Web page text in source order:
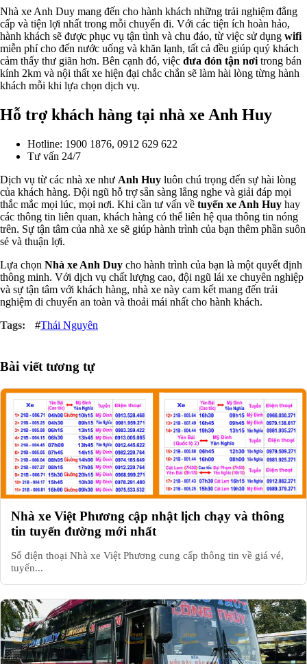
Nhà xe Anh Duy mang đến cho hành khách những trải nghiệm đẳng
cấp và tiện lợi nhất trong mỗi chuyến đi. Với các tiện ích hoàn hảo,
hành khách sẽ được phục vụ tận tình và chu đáo, từ việc sử dụng wifi
miễn phí cho đến nước uống và khăn lạnh, tất cả đều giúp quý khách
cảm thấy thư giãn hơn. Bên cạnh đó, việc đưa đón tận nơi trong bán
kính 2km và nội thất xe hiện đại chắc chắn sẽ làm hài lòng từng hành
khách mỗi khi lựa chọn dịch vụ.
Hỗ trợ khách hàng tại nhà xe Anh Huy
Hotline: 1900 1876, 0912 629 622
Tư vấn 24/7
Dịch vụ từ các nhà xe như Anh Huy luôn chú trọng đến sự hài lòng
của khách hàng. Đội ngũ hỗ trợ sẵn sàng lắng nghe và giải đáp mọi
thắc mắc mọi lúc, mọi nơi. Khi cần tư vấn về tuyến xe Anh Huy hay
các thông tin liên quan, khách hàng có thể liên hệ qua thông tin nóng
trên. Sự tận tâm của nhà xe sẽ giúp hành trình của bạn thêm phần suôn
sẻ và thuận lợi.
Lựa chọn Nhà xe Anh Duy cho hành trình của bạn là một quyết định
thông minh. Với dịch vụ chất lượng cao, đội ngũ lái xe chuyên nghiệp
và sự tận tâm với khách hàng, nhà xe này cam kết mang đến trải
nghiệm di chuyển an toàn và thoải mái nhất cho hành khách.
#Thái Nguyên
Bài viết tương tự
Nhà xe Việt Phương cập nhật lịch chạy và thông
tin tuyến đường mới nhất
Số điện thoại Nhà xe Việt Phương cung cấp thông tin về giá vé,
tuyến...